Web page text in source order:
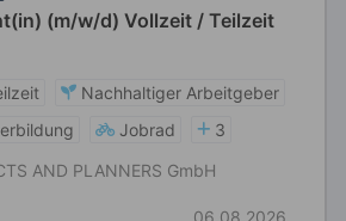
(m/w/d) Vollzeit / Teilzeit
Nachhaltiger Arbeitgeber
Jobrad
3
AND PLANNERS GmbH
06.08.2026